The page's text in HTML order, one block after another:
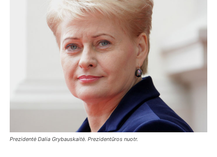
Prezidentė Dalia Grybauskaitė. Prezidentūros nuotr.